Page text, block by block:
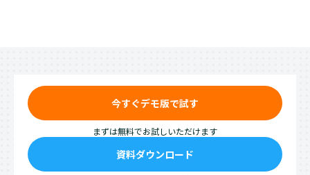
今すぐデモ版で試す
まずは無料でお試しいただけます
資料ダウンロード